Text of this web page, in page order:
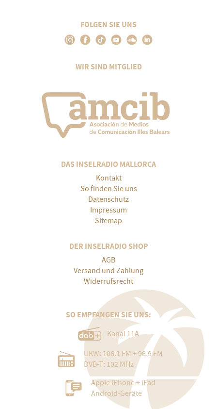
FOLGEN SIE UNS
WIR SIND MITGLIED
DAS INSELRADIO MALLORCA
Kontakt
So finden Sie uns
Datenschutz
Impressum
Sitemap
DER INSELRADIO SHOP
AGB
Versand und Zahlung
Widerrufsrecht
SO EMPFANGEN SIE UNS:
Kanal 11A
UKW: 106.1 FM + 96.9 FM
DVB-T: 102 MHz
Apple iPhone + iPad
Android-Geräte